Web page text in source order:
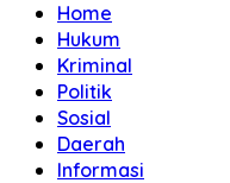
Home
Hukum
Kriminal
Politik
Sosial
Daerah
Informasi